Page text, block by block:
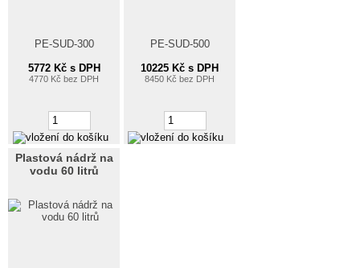
PE-SUD-300
5772 Kč s DPH
4770 Kč bez DPH
PE-SUD-500
10225 Kč s DPH
8450 Kč bez DPH
Plastová nádrž na
vodu 60 litrů